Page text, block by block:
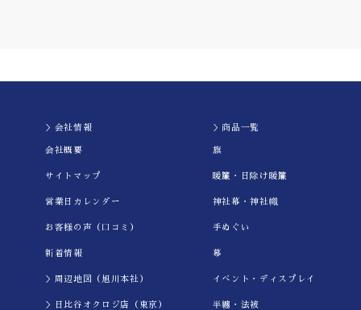
＞会社情報
会社概要
サイトマップ
営業日カレンダー
お客様の声（口コミ）
新着情報
＞周辺地図（旭川本社）
＞日比谷オクロジ店（東京）
＞商品一覧
旗
暖簾・日除け暖簾
神社幕・神社幟
手ぬぐい
幕
イべント・ディスプレイ
半纏・法被